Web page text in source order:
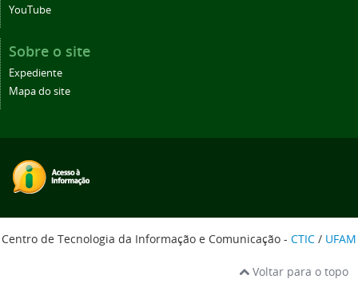
YouTube
Sobre o site
Expediente
Mapa do site
Centro de Tecnologia da Informação e Comunicação - CTIC / UFAM
Voltar para o topo